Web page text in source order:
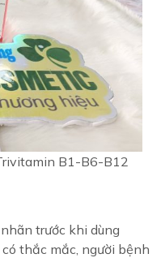
B1-B6-B12
trước khi dùng
thắc mắc, người bệnh